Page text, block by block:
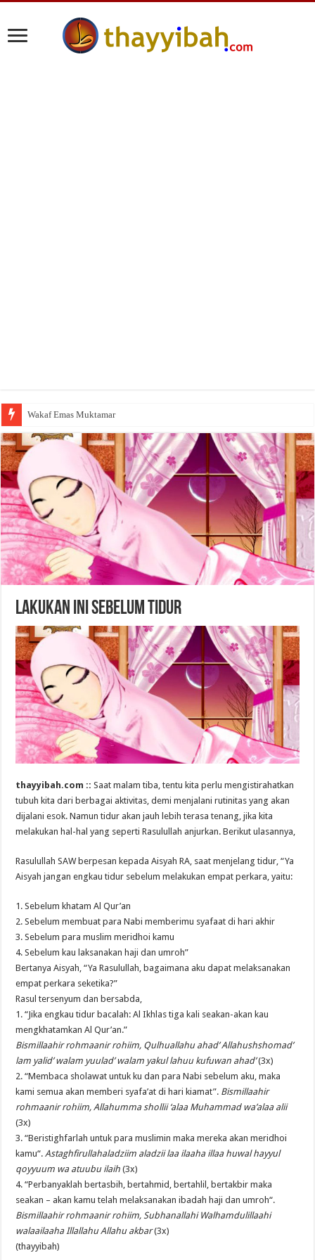
Wakaf Emas Muktamar
Lakukan Ini Sebelum Tidur
thayyibah.com ::Saat malam tiba, tentu kita perlu mengistirahatkan
tubuh kita dari berbagai aktivitas, demi menjalani rutinitas yang akan
dijalani esok. Namun tidur akan jauh lebih terasa tenang, jika kita
melakukan hal-hal yang seperti Rasulullah anjurkan. Berikut ulasannya,
Rasulullah SAW berpesan kepada Aisyah RA, saat menjelang tidur, “Ya
Aisyah jangan engkau tidur sebelum melakukan empat perkara, yaitu:
1. Sebelum khatam Al Qur’an
2. Sebelum membuat para Nabi memberimu syafaat di hari akhir
3. Sebelum para muslim meridhoi kamu
4. Sebelum kau laksanakan haji dan umroh”
Bertanya Aisyah, “Ya Rasulullah, bagaimana aku dapat melaksanakan
empat perkara seketika?”
Rasul tersenyum dan bersabda,
1. “Jika engkau tidur bacalah: Al Ikhlas tiga kali seakan-akan kau
mengkhatamkan Al Qur’an.”
Bismillaahir rohmaanir rohiim, Qulhuallahu ahad’ Allahushshomad’
lam yalid’ walam yuulad’ walam yakul lahuu kufuwan ahad’(3x)
2. “Membaca sholawat untuk ku dan para Nabi sebelum aku, maka
kami semua akan memberi syafa’at di hari kiamat”. Bismillaahir
rohmaanir rohiim, Allahumma shollii ‘alaa Muhammad wa’alaa alii
(3x)
3. “Beristighfarlah untuk para muslimin maka mereka akan meridhoi
kamu“.Astaghfirullahaladziim aladzii laa ilaaha illaa huwal hayyul
qoyyuum wa atuubu ilaih (3x)
4. “Perbanyaklah bertasbih, bertahmid, bertahlil, bertakbir maka
seakan – akan kamu telah melaksanakan ibadah haji dan umroh“.
Bismillaahir rohmaanir rohiim, Subhanallahi Walhamdulillaahi
walaailaaha Illallahu Allahu akbar(3x)
(thayyibah)